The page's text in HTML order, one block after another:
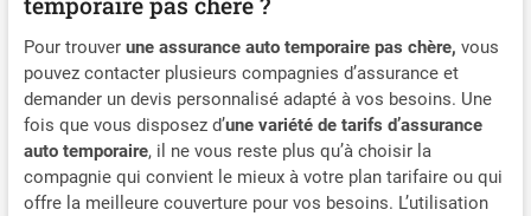
Pour trouver une assurance auto temporaire pas chère, vous
pouvez contacter plusieurs compagnies d’assurance et
demander un devis personnalisé adapté à vos besoins. Une
fois que vous disposez d’une variété de tarifs d’assurance
auto temporaire, il ne vous reste plus qu’à choisir la
compagnie qui convient le mieux à votre plan tarifaire ou qui
offre la meilleure couverture pour vos besoins. L’utilisation